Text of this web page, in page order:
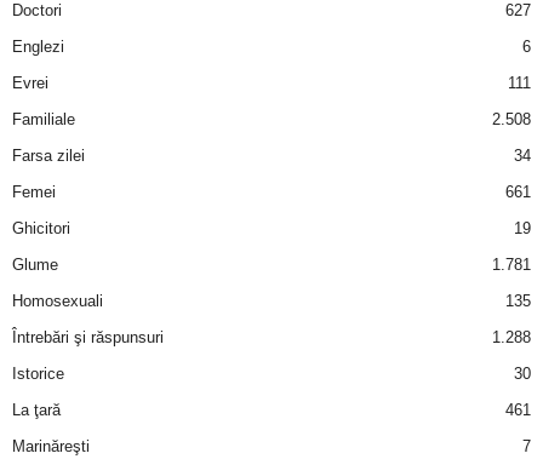
Doctori
627
Englezi
6
Evrei
111
Familiale
2.508
Farsa zilei
34
Femei
661
Ghicitori
19
Glume
1.781
Homosexuali
135
Întrebări şi răspunsuri
1.288
Istorice
30
La ţară
461
Marinăreşti
7